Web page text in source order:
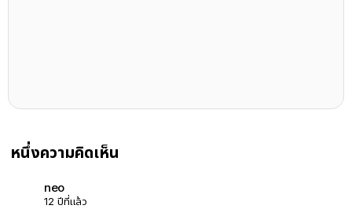
หนึ่งความคิดเห็น
neo
12 ปีที่แล้ว